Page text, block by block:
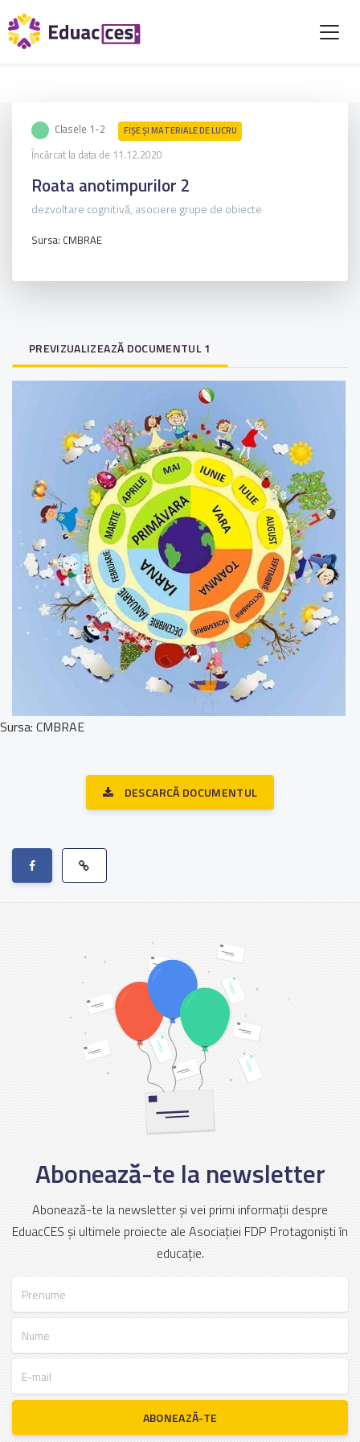
Clasele 1-2 FIŞE ŞI MATERIALE DE LUCRU
Încărcat la data de 11.12.2020
Roata anotimpurilor 2
dezvoltare cognitivă, asociere grupe de obiecte
Sursa: CMBRAE
PREVIZUALIZEAZĂ DOCUMENTUL 1
Sursa: CMBRAE
DESCARCĂ DOCUMENTUL
Abonează-te la newsletter
Abonează-te la newsletter și vei primi informații despre
EduacCES și ultimele proiecte ale Asociației FDP Protagoniști în
educație.
ABONEAZĂ-TE